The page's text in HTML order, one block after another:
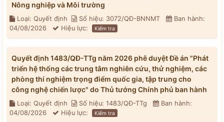
Nông nghiệp và Môi trường
Loại: Quyết định Số hiệu: 3072/QĐ-BNNMT
Ban hành:
04/08/2026
Hiệu lực: Kiểm tra
Quyết định 1483/QĐ-TTg năm 2026 phê duyệt Đề án "Phát
triển hệ thống các trung tâm nghiên cứu, thử nghiệm, các
phòng thí nghiệm trọng điểm quốc gia, tập trung cho
công nghệ chiến lược" do Thủ tướng Chính phủ ban hành
Loại: Quyết định Số hiệu: 1483/QĐ-TTg
Ban hành:
04/08/2026
Hiệu lực: Kiểm tra